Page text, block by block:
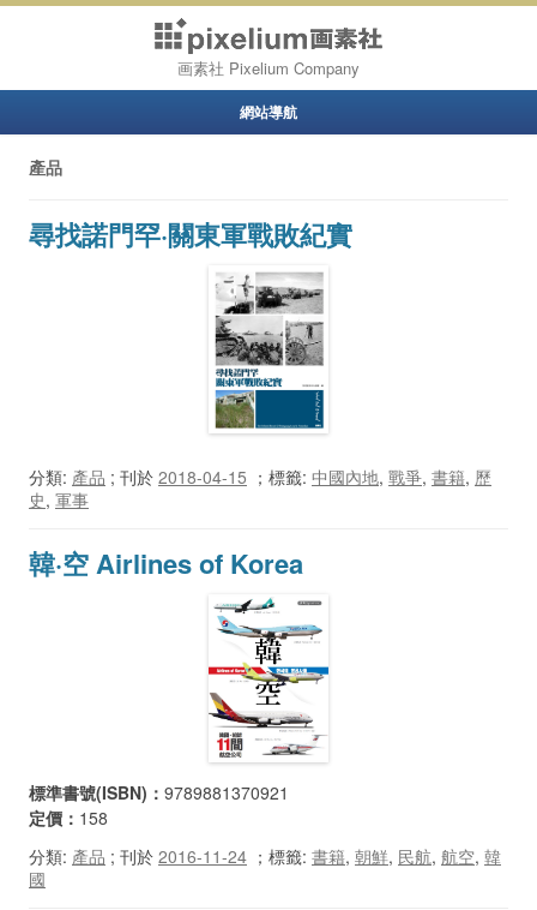
画素社 Pixelium Company
網站導航
產品
尋找諾門罕·關東軍戰敗紀實
分類: 產品 ; 刊於 2018-04-15 ； 標籤: 中國內地, 戰爭, 書籍, 歷
史, 軍事
韓·空 Airlines of Korea
標準書號(ISBN)： 9789881370921
定價： 158
分類: 產品 ; 刊於 2016-11-24 ； 標籤: 書籍, 朝鮮, 民航, 航空, 韓
國